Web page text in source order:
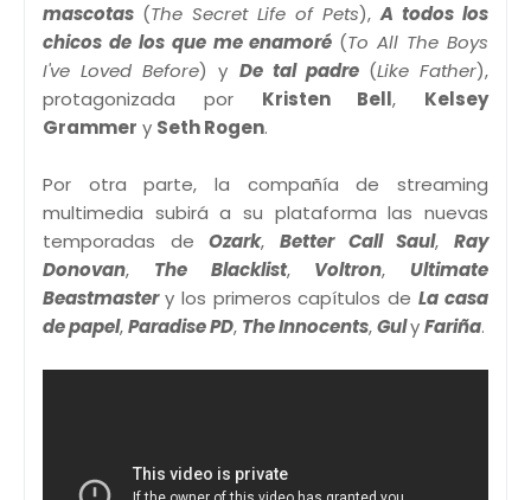
mascotas (The Secret Life of Pets),A todos los
chicos de los que me enamoré (To All The Boys
I've Loved Before) y De tal padre (Like Father),
protagonizada por Kristen Bell, Kelsey
Grammer y Seth Rogen.
Por otra parte, la compañía de streaming
multimedia subirá a su plataforma las nuevas
temporadas deOzark,Better Call Saul,Ray
Donovan, The Blacklist, Voltron, Ultimate
Beastmastery los primeros capítulos deLa casa
de papel,Paradise PD, The Innocents,GulyFariña.